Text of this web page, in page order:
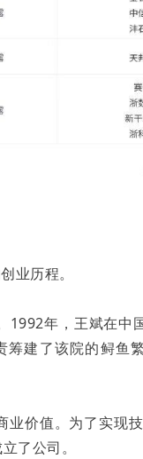
业历程。
1992年，王斌在中
建了该院的鲟鱼
业价值。为了实现
了公司。